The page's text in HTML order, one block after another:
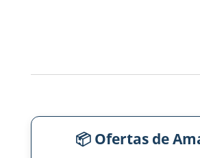
📦 Ofertas de